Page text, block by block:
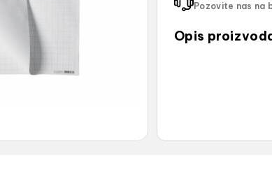
Pozovite nas na
Opis